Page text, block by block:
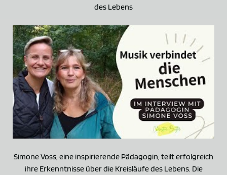
des Lebens
Simone Voss, eine inspirierende Pädagogin, teilt erfolgreich
ihre Erkenntnisse über die Kreisläufe des Lebens. Die